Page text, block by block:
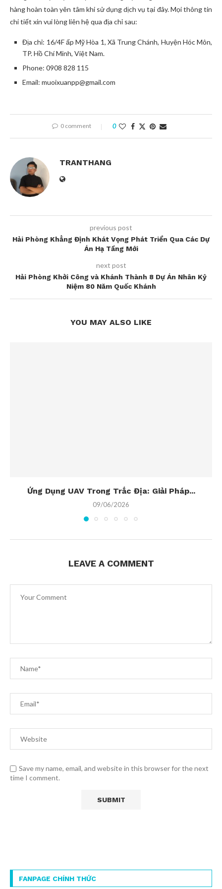
hàng hoàn toàn yên tâm khi sử dụng dịch vụ tại đây. Mọi thông tin
chi tiết xin vui lòng liên hệ qua địa chỉ sau:
Địa chỉ: 16/4F ấp Mỹ Hòa 1, Xã Trung Chánh, Huyện Hóc Môn,
TP. Hồ Chí Minh, Việt Nam.
Phone: 0908 828 115
Email: muoixuanpp@gmail.com
0 comment 0
TRANTHANG
previous post
Hải Phòng Khẳng Định Khát Vọng Phát Triển Qua Các Dự
Án Hạ Tầng Mới
next post
Hải Phòng Khởi Công và Khánh Thành 8 Dự Án Nhân Kỷ
Niệm 80 Năm Quốc Khánh
YOU MAY ALSO LIKE
Ứng Dụng UAV Trong Trắc Địa: Giải Pháp...
09/06/2026
LEAVE A COMMENT
Save my name, email, and website in this browser for the next
time I comment.
FANPAGE CHÍNH THỨC